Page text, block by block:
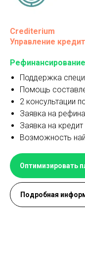
Crediterium
Управление
Поддержка
Помощь
2 консультации
Заявка на
Заявка на
Возможность
Оптимизировать
Подробная